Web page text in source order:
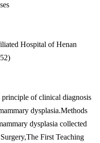
Hospital of Henan
principle of clinical diagnosis
dysplasia.Methods
dysplasia collected
First Teaching